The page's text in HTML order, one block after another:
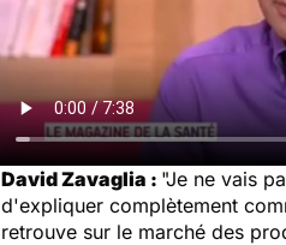
David Zavaglia : "Je ne vais
d'expliquer complètement
retrouve sur le marché des